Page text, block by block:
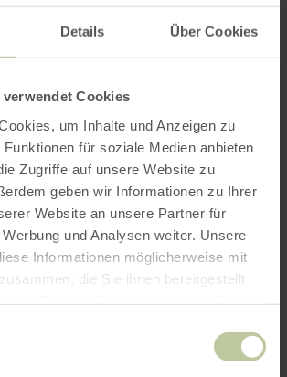
Details Über Cookies
verwendet Cookies
um Inhalte und Anzeigen zu
für soziale Medien anbieten
Zugriffe auf unsere Website zu
geben wir Informationen zu Ihrer
Website an unsere Partner für
und Analysen weiter. Unsere
Informationen möglicherweise mit
die Sie ihnen bereitgestellt
as the delicious desserts.
in the authentic Italian
menue.
/ Special features